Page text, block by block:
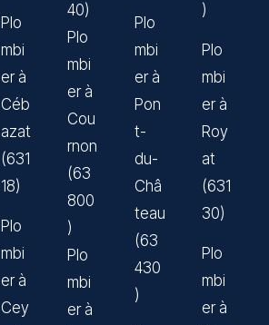
Plo
mbi
er à
Céb
azat
(631
18)
Plo
mbi
er à
Cey
40)
Plo
mbi
er à
Cou
rnon
(63
800
)
Plo
mbi
er à
Plo
mbi
er à
Pon
t-
du-
Châ
teau
(63
430
)
)
Plo
mbi
er à
Roy
at
(631
30)
Plo
mbi
er à